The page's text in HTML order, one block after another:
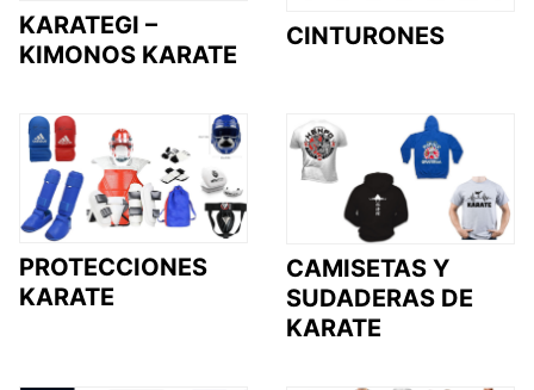
KARATEGI –
KIMONOS KARATE
CINTURONES
PROTECCIONES
KARATE
CAMISETAS Y
SUDADERAS DE
KARATE